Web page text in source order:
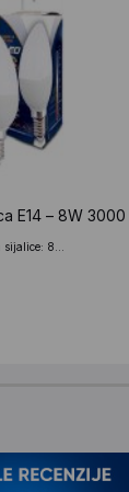
E14 – 8W 3000
8...